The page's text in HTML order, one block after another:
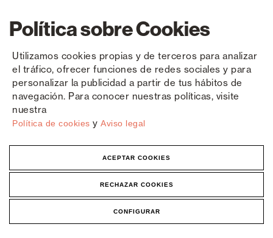
Política sobre Cookies
Utilizamos cookies propias y de terceros para analizar
el tráfico, ofrecer funciones de redes sociales y para
personalizar la publicidad a partir de tus hábitos de
navegación. Para conocer nuestras políticas, visite
nuestra
Política de cookies y Aviso legal
ACEPTAR COOKIES
RECHAZAR COOKIES
CONFIGURAR
Via Bologna, 912